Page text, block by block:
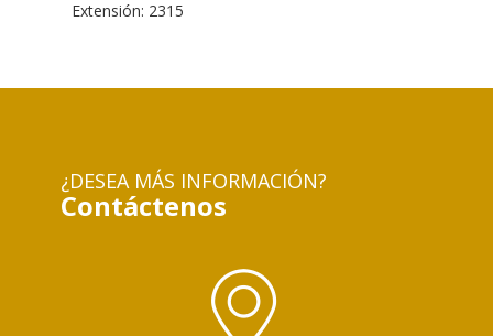
Extensión: 2315
¿DESEA MÁS INFORMACIÓN?
Contáctenos